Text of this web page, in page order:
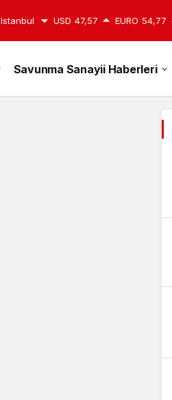
Istanbul USD 47,57 EURO 54,77
Savunma Sanayii Haberleri